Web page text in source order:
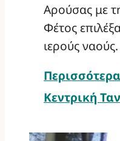
Αρούσας με
Φέτος
ιερούς ναούς.
Περισσότερα
Κεντρική